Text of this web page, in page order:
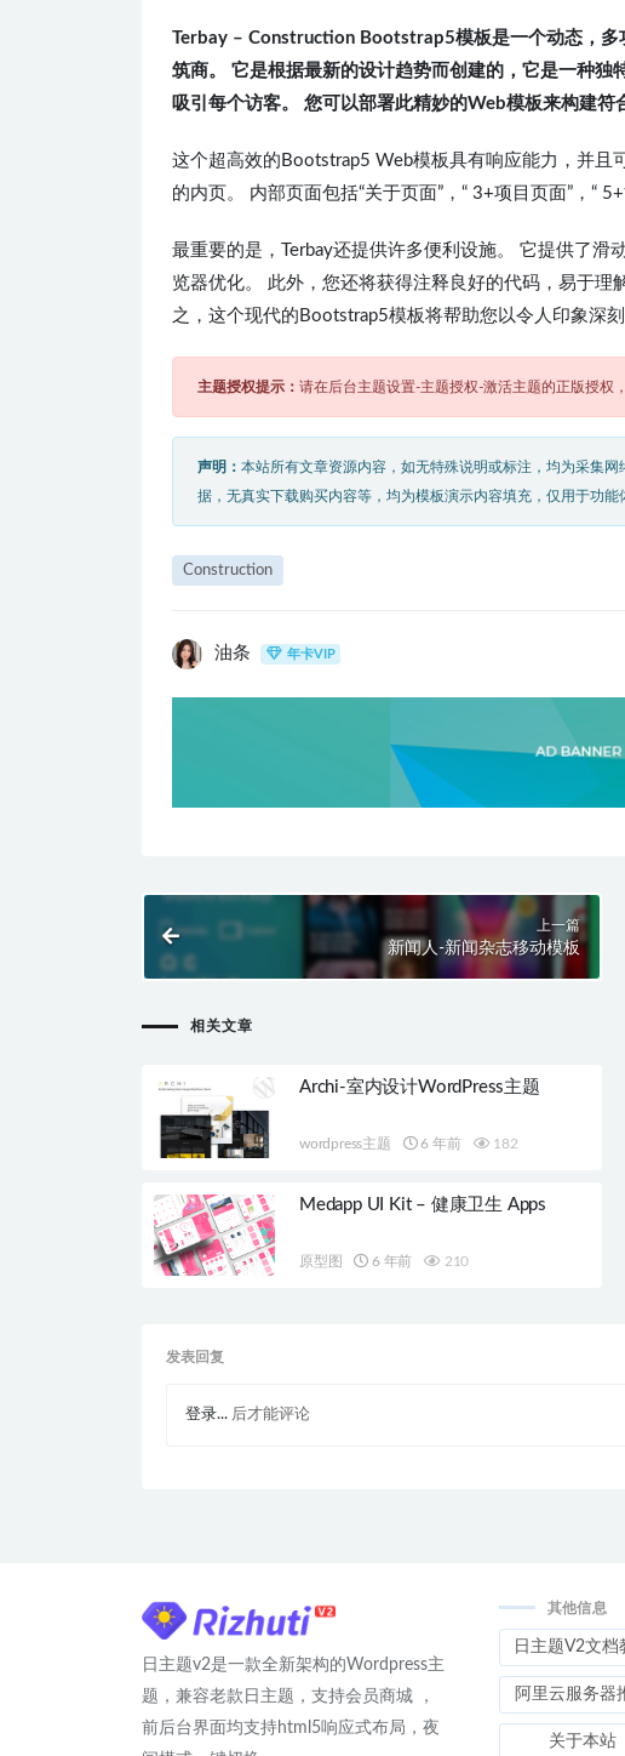
Terbay – Construction Bootstrap5模板是一个动态，
筑商。 它是根据最新的设计趋势而创建的，它是一种
吸引每个访客。 您可以部署此精妙的Web模板来构建符
这个超高效的Bootstrap5 Web模板具有响应能力，并
的内页。 内部页面包括“关于页面”，“ 3+项目页面”，“
最重要的是，Terbay还提供许多便利设施。 它提供了
览器优化。 此外，您还将获得注释良好的代码，易于
之，这个现代的Bootstrap5模板将帮助您以令人印象深
主题授权提示： 请在后台主题设置-主题授权-激活主题的正版授权
声明： 本站所有文章资源内容，如无特殊说明或标注，均为采集
据，无真实下载购买内容等，均为模板演示内容填充，仅用于功能
Construction
油条 年卡VIP
上一篇
新闻人-新闻杂志移动模板
相关文章
Archi-室内设计WordPress主题
wordpress主题 6 年前 182
Medapp UI Kit – 健康卫生 Apps
原型图 6 年前 210
发表回复
登录... 后才能评论
日主题v2是一款全新架构的Wordpress主
题，兼容老款日主题，支持会员商城 ，
前后台界面均支持html5响应式布局，夜
其他信息
日主题V2文档
阿里云服务器
关于本站